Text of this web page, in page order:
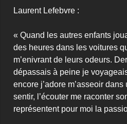
Laurent Lefebvre :
« Quand les autres enfants
des heures dans les voitures
m’enivrant de leurs odeurs.
dépassais à peine je
encore j’adore m’asseoir
sentir, l’écouter me raconter
représentent pour moi la